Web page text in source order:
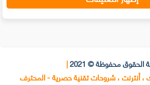
الحقوق محفوظة © 2021 |
أنترنت ، شروحات تقنية حصرية - المحترف